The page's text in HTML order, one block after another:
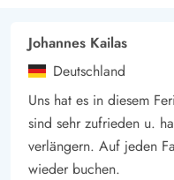
Kilometerlanger Strand,
Die Natur der dänischen
sind ideal für lange
geschütztes Plätzchen in
Wind um die Ohren
Johannes Kailas
Deutschland
Uns hat es in diesem
sind sehr zufrieden u.
verlängern. Auf jeden
wieder buchen.